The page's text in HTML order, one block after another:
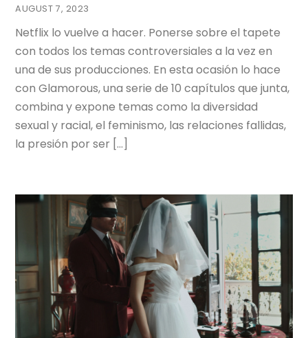
AUGUST 7, 2023
Netflix lo vuelve a hacer. Ponerse sobre el tapete
con todos los temas controversiales a la vez en
una de sus producciones. En esta ocasión lo hace
con Glamorous, una serie de 10 capítulos que junta,
combina y expone temas como la diversidad
sexual y racial, el feminismo, las relaciones fallidas,
la presión por ser […]